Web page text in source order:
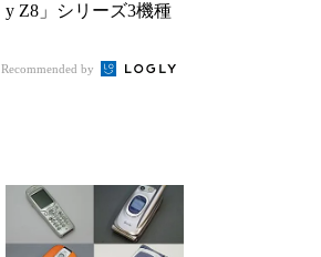
y Z8」シリーズ3機種
Recommended by